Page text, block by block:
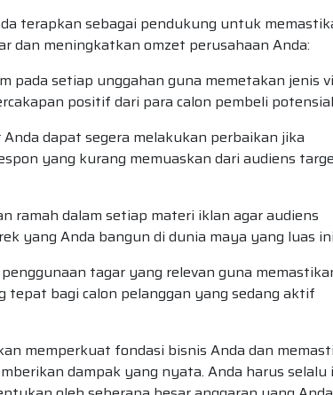
terapkan sebagai pendukung untuk
dan meningkatkan omzet perusahaan Anda:
pada setiap unggahan guna memetakan jenis
positif dari para calon pembeli
dapat segera melakukan perbaikan jika
yang kurang memuaskan dari audiens
ramah dalam setiap materi iklan agar audiens
yang Anda bangun di dunia maya yang luas
tagar yang relevan guna
tepat bagi calon pelanggan yang sedang aktif
memperkuat fondasi bisnis Anda dan
dampak yang nyata. Anda harus selalu